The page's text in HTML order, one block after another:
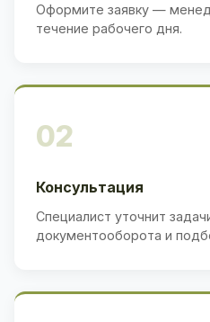
Оформите заявку —
течение рабочего дня.
02
Консультация
Специалист уточнит
документооборота и